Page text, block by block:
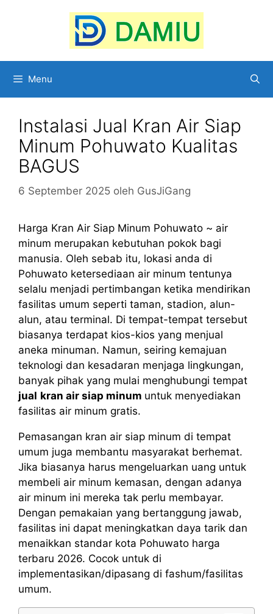
Menu
Instalasi Jual Kran Air Siap
Minum Pohuwato Kualitas
BAGUS
6 September 2025 oleh GusJiGang
Harga Kran Air Siap Minum Pohuwato ~ air
minum merupakan kebutuhan pokok bagi
manusia. Oleh sebab itu, lokasi anda di
Pohuwato ketersediaan air minum tentunya
selalu menjadi pertimbangan ketika mendirikan
fasilitas umum seperti taman, stadion, alun-
alun, atau terminal. Di tempat-tempat tersebut
biasanya terdapat kios-kios yang menjual
aneka minuman. Namun, seiring kemajuan
teknologi dan kesadaran menjaga lingkungan,
banyak pihak yang mulai menghubungi tempat
jual kran air siap minum untuk menyediakan
fasilitas air minum gratis.
Pemasangan kran air siap minum di tempat
umum juga membantu masyarakat berhemat.
Jika biasanya harus mengeluarkan uang untuk
membeli air minum kemasan, dengan adanya
air minum ini mereka tak perlu membayar.
Dengan pemakaian yang bertanggung jawab,
fasilitas ini dapat meningkatkan daya tarik dan
menaikkan standar kota Pohuwato harga
terbaru 2026. Cocok untuk di
implementasikan/dipasang di fashum/fasilitas
umum.